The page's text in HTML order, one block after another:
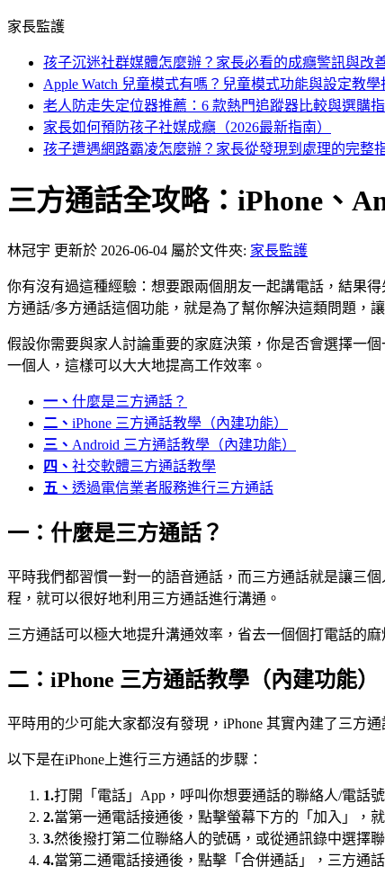
家長監護
孩子沉迷社群媒體怎麼辦？家長必看的成癮警訊與改
Apple Watch 兒童模式有嗎？兒童模式功能與設定教學
老人防走失定位器推薦：6 款熱門追蹤器比較與選購指
家長如何預防孩子社媒成癮（2026最新指南）
孩子遭遇網路霸凌怎麼辦？家長從發現到處理的完整
三方通話全攻略：iPhone、
林冠宇 更新於 2026-06-04 屬於文件夾: 家長監護
你有沒有過這種經驗：想要跟兩個朋友一起講電話，結果
方通話/多方通話這個功能，就是為了幫你解決這類問題，
假設你需要與家人討論重要的家庭決策，你是否會選擇一
一個人，這樣可以大大地提高工作效率。
一、 什麼是三方通話？
二、 iPhone 三方通話教學（內建功能）
三、 Android 三方通話教學（內建功能）
四、 社交軟體三方通話教學
五、 透過電信業者服務進行三方通話
一：什麼是三方通話？
平時我們都習慣一對一的語音通話，而三方通話就是讓三
程，就可以很好地利用三方通話進行溝通。
三方通話可以極大地提升溝通效率，省去一個個打電話的
二：iPhone 三方通話教學（內建功能）
平時用的少可能大家都沒有發現，iPhone 其實內建了三方
以下是在iPhone上進行三方通話的步驟：
1.打開「電話」App，呼叫你想要通話的聯絡人/電話號
2.當第一通電話接通後，點擊螢幕下方的「加入」，
3.然後撥打第二位聯絡人的號碼，或從通訊錄中選擇聯
4.當第二通電話接通後，點擊「合併通話」，三方通話